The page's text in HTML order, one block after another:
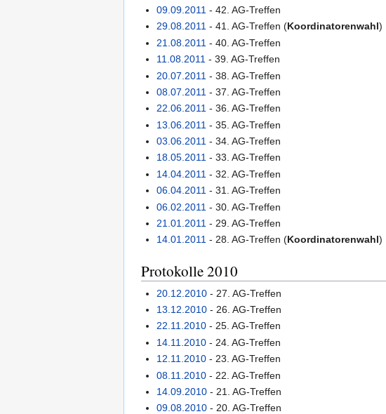
09.09.2011 - 42. AG-Treffen
29.08.2011 - 41. AG-Treffen (Koordinatorenwahl)
21.08.2011 - 40. AG-Treffen
11.08.2011 - 39. AG-Treffen
20.07.2011 - 38. AG-Treffen
08.07.2011 - 37. AG-Treffen
22.06.2011 - 36. AG-Treffen
13.06.2011 - 35. AG-Treffen
03.06.2011 - 34. AG-Treffen
18.05.2011 - 33. AG-Treffen
14.04.2011 - 32. AG-Treffen
06.04.2011 - 31. AG-Treffen
06.02.2011 - 30. AG-Treffen
21.01.2011 - 29. AG-Treffen
14.01.2011 - 28. AG-Treffen (Koordinatorenwahl)
Protokolle 2010
20.12.2010 - 27. AG-Treffen
13.12.2010 - 26. AG-Treffen
22.11.2010 - 25. AG-Treffen
14.11.2010 - 24. AG-Treffen
12.11.2010 - 23. AG-Treffen
08.11.2010 - 22. AG-Treffen
14.09.2010 - 21. AG-Treffen
09.08.2010 - 20. AG-Treffen